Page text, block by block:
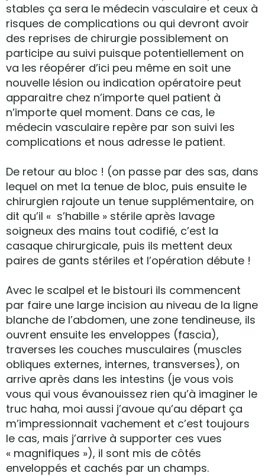
stables ça sera le médecin vasculaire et ceux à
risques de complications ou qui devront avoir
des reprises de chirurgie possiblement on
participe au suivi puisque potentiellement on
va les réopérer d’ici peu même en soit une
nouvelle lésion ou indication opératoire peut
apparaitre chez n’importe quel patient à
n’importe quel moment. Dans ce cas, le
médecin vasculaire repère par son suivi les
complications et nous adresse le patient.
De retour au bloc ! (on passe par des sas, dans
lequel on met la tenue de bloc, puis ensuite le
chirurgien rajoute un tenue supplémentaire, on
dit qu’il « s’habille » stérile après lavage
soigneux des mains tout codifié, c’est la
casaque chirurgicale, puis ils mettent deux
paires de gants stériles et l’opération débute !
Avec le scalpel et le bistouri ils commencent
par faire une large incision au niveau de la ligne
blanche de l’abdomen, une zone tendineuse, ils
ouvrent ensuite les enveloppes (fascia),
traverses les couches musculaires (muscles
obliques externes, internes, transverses), on
arrive après dans les intestins (je vous vois
vous qui vous évanouissez rien qu’à imaginer le
truc haha, moi aussi j’avoue qu’au départ ça
m’impressionnait vachement et c’est toujours
le cas, mais j’arrive à supporter ces vues
« magnifiques »), il sont mis de côtés
enveloppés et cachés par un champs.